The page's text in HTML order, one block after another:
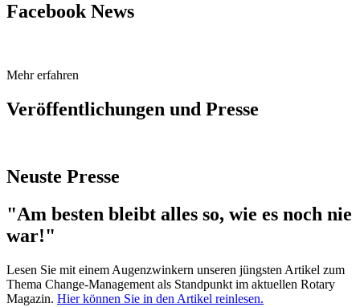
Facebook News
Mehr erfahren
Veröffentlichungen und Presse
Neuste Presse
"Am besten bleibt alles so, wie es noch nie
war!"
Lesen Sie mit einem Augenzwinkern unseren jüngsten Artikel zum
Thema Change-Management als Standpunkt im aktuellen Rotary
Magazin. Hier können Sie in den Artikel reinlesen.